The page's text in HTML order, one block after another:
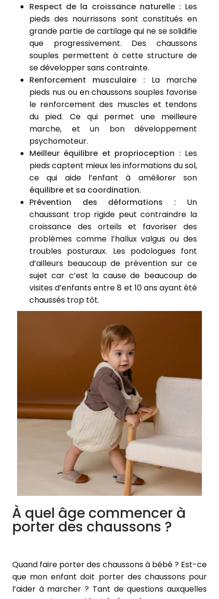
Respect de la croissance naturelle : Les
pieds des nourrissons sont constitués en
grande partie de cartilage qui ne se solidifie
que progressivement. Des chaussons
souples permettent à cette structure de
se développer sans contrainte.
Renforcement musculaire : La marche
pieds nus ou en chaussons souples favorise
le renforcement des muscles et tendons
du pied. Ce qui permet une meilleure
marche, et un bon développement
psychomoteur.
Meilleur équilibre et proprioception : Les
pieds captent mieux les informations du sol,
ce qui aide l’enfant à améliorer son
équilibre et sa coordination.
Prévention des déformations : Un
chaussant trop rigide peut contraindre la
croissance des orteils et favoriser des
problèmes comme l’hallux valgus ou des
troubles posturaux. Les podologues font
d’ailleurs beaucoup de prévention sur ce
sujet car c’est la cause de beaucoup de
visites d’enfants entre 8 et 10 ans ayant été
chaussés trop tôt.
À quel âge commencer à
porter des chaussons ?
Quand faire porter des chaussons à bébé ? Est-ce
que mon enfant doit porter des chaussons pour
l’aider à marcher ? Tant de questions auxquelles